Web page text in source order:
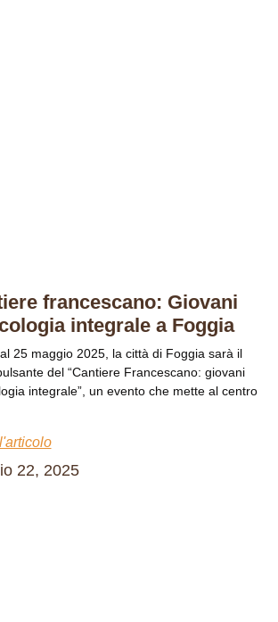
francescano: Giovani
integrale a Foggia
25 maggio 2025, la città di Foggia sarà il
del “Cantiere Francescano: giovani
integrale”, un evento che mette al centro
22, 2025